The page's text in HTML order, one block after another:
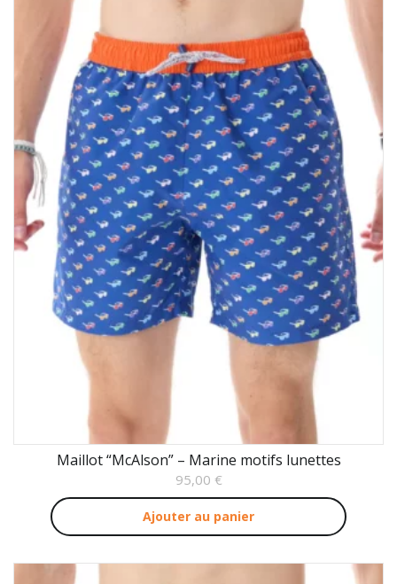
Maillot “McAlson” – Marine motifs lunettes
95,00 €
Ajouter au panier